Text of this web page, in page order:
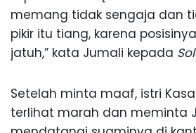
memang tidak sengaja dan
pikir itu tiang, karena
jatuh,” kata Jumali kepada
Setelah minta maaf, istri
terlihat marah dan meminta